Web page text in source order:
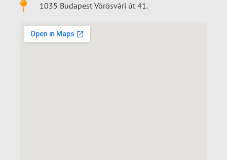
1035 Budapest Vörösvári út 41.